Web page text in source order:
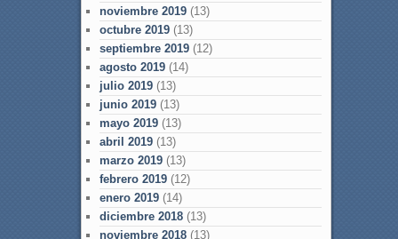
noviembre 2019(13)
octubre 2019(13)
septiembre 2019(12)
agosto 2019(14)
julio 2019(13)
junio 2019(13)
mayo 2019(13)
abril 2019(13)
marzo 2019(13)
febrero 2019(12)
enero 2019(14)
diciembre 2018(13)
noviembre 2018(13)